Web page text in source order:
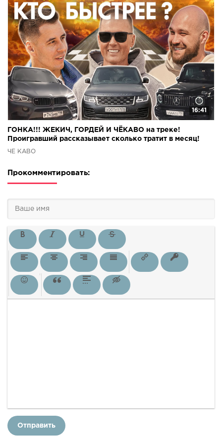
16:41
ГОНКА!!! ЖЕКИЧ, ГОРДЕЙ И ЧЁКАВО на треке!
Проигравший рассказывает сколько тратит в месяц!
ЧЁ КАВО
Прокомментировать:
Отправить